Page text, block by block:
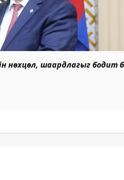
нөхцөл, шаардлагыг бодит